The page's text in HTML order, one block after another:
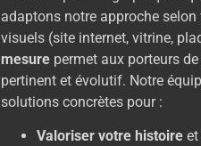
adaptons notre approche
visuels (site internet, vitrine,
mesure permet aux porteurs
pertinent et évolutif. Notre
solutions concrètes pour :
Valoriser votre histoire